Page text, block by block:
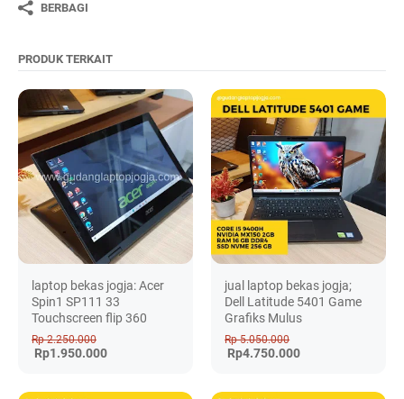
BERBAGI
PRODUK TERKAIT
laptop bekas jogja: Acer
Spin1 SP111 33
Touchscreen flip 360
Rp 2.250.000
Rp1.950.000
jual laptop bekas jogja;
Dell Latitude 5401 Game
Grafiks Mulus
Rp 5.050.000
Rp4.750.000